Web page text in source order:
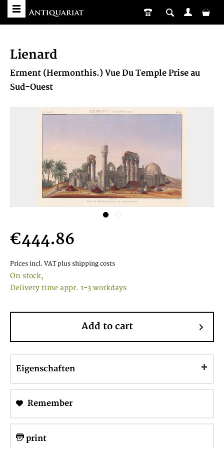
Lienard
Erment (Hermonthis.) Vue Du Temple Prise au
Sud-Ouest
€444.86
Prices incl. VAT plus shipping costs
On stock,
Delivery time appr. 1-3 workdays
Add to cart
Eigenschaften
Remember
print